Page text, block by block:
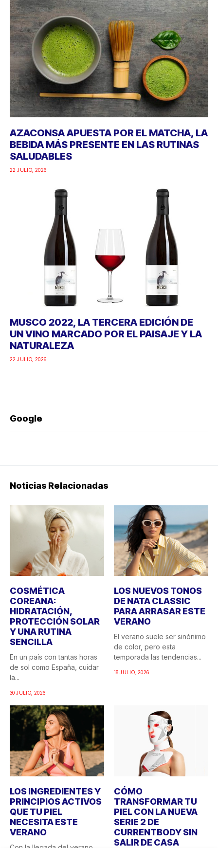
AZACONSA APUESTA POR EL MATCHA, LA
BEBIDA MÁS PRESENTE EN LAS RUTINAS
SALUDABLES
22 JULIO, 2026
MUSCO 2022, LA TERCERA EDICIÓN DE
UN VINO MARCADO POR EL PAISAJE Y LA
NATURALEZA
22 JULIO, 2026
Google
Noticias Relacionadas
COSMÉTICA
COREANA:
HIDRATACIÓN,
PROTECCIÓN SOLAR
Y UNA RUTINA
SENCILLA
En un país con tantas horas
de sol como España, cuidar
la...
30 JULIO, 2026
LOS NUEVOS TONOS
DE NATA CLASSIC
PARA ARRASAR ESTE
VERANO
El verano suele ser sinónimo
de color, pero esta
temporada las tendencias...
18 JULIO, 2026
LOS INGREDIENTES Y
PRINCIPIOS ACTIVOS
QUE TU PIEL
NECESITA ESTE
VERANO
CÓMO
TRANSFORMAR TU
PIEL CON LA NUEVA
SERIE 2 DE
CURRENTBODY SIN
SALIR DE CASA